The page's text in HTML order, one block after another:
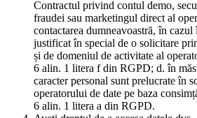
Contractul privind contul demo,
fraudei sau marketingul direct al
contactarea dumneavoastră, în cazul
justificat în special de o solicitare
și de domeniul de activitate al
6 alin. 1 litera f din RGPD; d. în
caracter personal sunt prelucrate în
operatorului de date pe baza
6 alin. 1 litera a din RGPD.